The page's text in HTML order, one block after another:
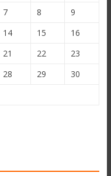
7 8
9
14 15
16
21 22
23
28 29
30